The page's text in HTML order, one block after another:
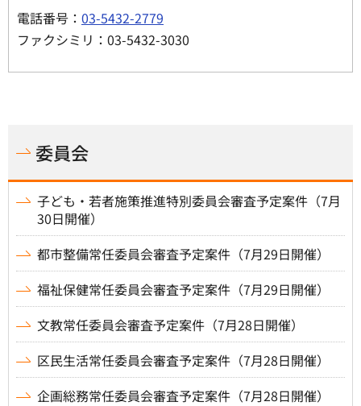
電話番号： 03-5432-2779
ファクシミリ：03-5432-3030
委員会
子ども・若者施策推進特別委員会審査予定案件（7月
30日開催）
都市整備常任委員会審査予定案件（7月29日開催）
福祉保健常任委員会審査予定案件（7月29日開催）
文教常任委員会審査予定案件（7月28日開催）
区民生活常任委員会審査予定案件（7月28日開催）
企画総務常任委員会審査予定案件（7月28日開催）